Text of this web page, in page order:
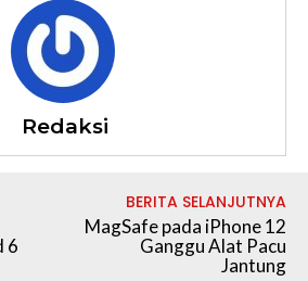
Redaksi
6
BERITA SELANJUTNYA
MagSafe pada iPhone 12
Ganggu Alat Pacu
Jantung